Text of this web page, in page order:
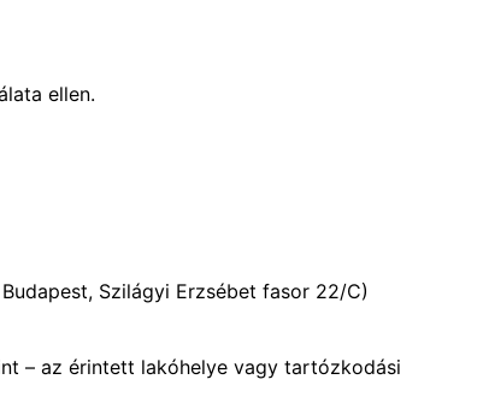
ellen.
Szilágyi Erzsébet fasor 22/C)
– az érintett lakóhelye vagy tartózkodási